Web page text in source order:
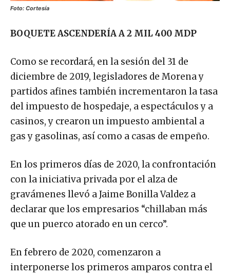
Foto: Cortesía
BOQUETE ASCENDERÍA A 2 MIL 400 MDP
Como se recordará, en la sesión del 31 de
diciembre de 2019, legisladores de Morena y
partidos afines también incrementaron la tasa
del impuesto de hospedaje, a espectáculos y a
casinos, y crearon un impuesto ambiental a
gas y gasolinas, así como a casas de empeño.
En los primeros días de 2020, la confrontación
con la iniciativa privada por el alza de
gravámenes llevó a Jaime Bonilla Valdez a
declarar que los empresarios “chillaban más
que un puerco atorado en un cerco”.
En febrero de 2020, comenzaron a
interponerse los primeros amparos contra el